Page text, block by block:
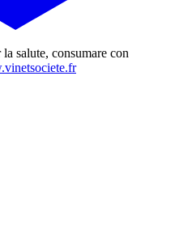
salute, consumare con